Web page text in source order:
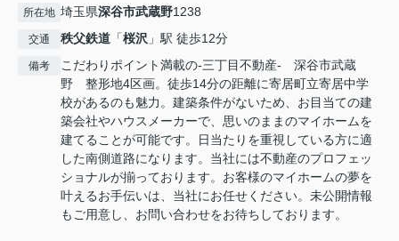
所在地 埼玉県深谷市武蔵野1238
交通 秩父鉄道 「桜沢 」駅 徒歩12分
備考
こだわりポイント満載の-三丁目不動産- 深谷市武蔵
野 整形地4区画。徒歩14分の距離に寄居町立寄居中学
校があるのも魅力。建築条件がないため、お目当ての建
築会社やハウスメーカーで、思いのままのマイホームを
建てることが可能です。日当たりを重視している方に適
した南側道路になります。当社には不動産のプロフェッ
ショナルが揃っております。お客様のマイホームの夢を
叶えるお手伝いは、当社にお任せください。未公開情報
もご用意し、お問い合わせをお待ちしております。